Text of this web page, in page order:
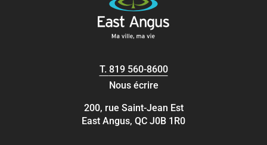
T. 819 560-8600
Nous écrire
200, rue Saint-Jean Est
East Angus, QC J0B 1R0